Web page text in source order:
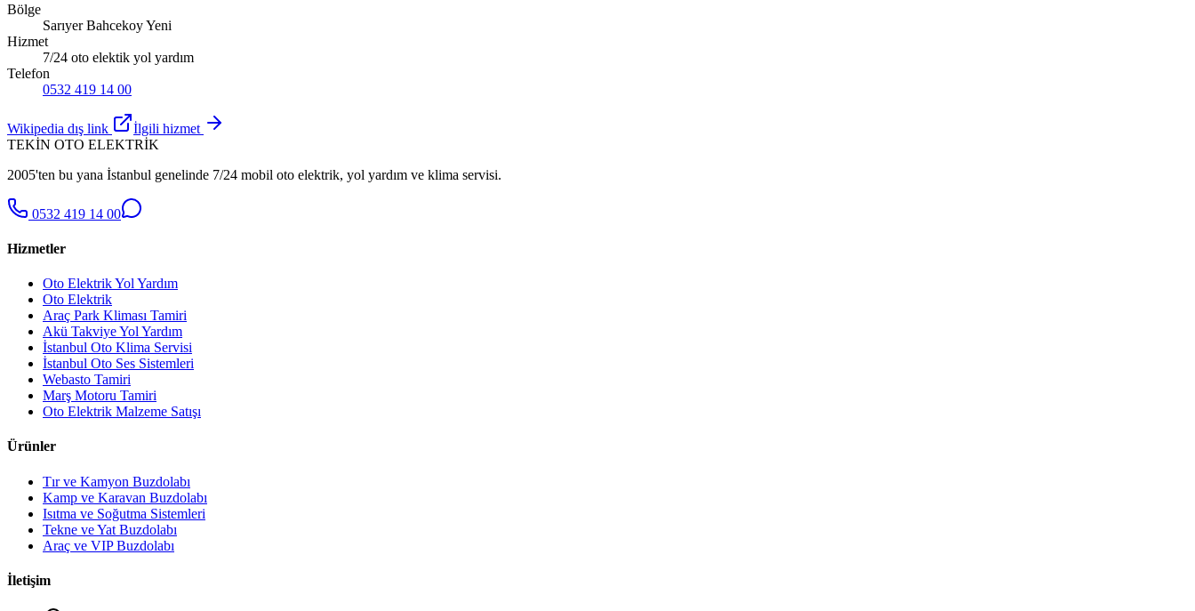
Bölge
Sarıyer Bahcekoy Yeni
Hizmet
7/24 oto elektik yol yardım
Telefon
0532 419 14 00
Wikipedia dış link
İlgili hizmet
TEKİN OTO ELEKTRİK
2005'ten bu yana İstanbul genelinde 7/24 mobil oto elektrik, yol yardım ve klima servisi.
0532 419 14 00
Hizmetler
Oto Elektrik Yol Yardım
Oto Elektrik
Araç Park Kliması Tamiri
Akü Takviye Yol Yardım
İstanbul Oto Klima Servisi
İstanbul Oto Ses Sistemleri
Webasto Tamiri
Marş Motoru Tamiri
Oto Elektrik Malzeme Satışı
Ürünler
Tır ve Kamyon Buzdolabı
Kamp ve Karavan Buzdolabı
Isıtma ve Soğutma Sistemleri
Tekne ve Yat Buzdolabı
Araç ve VIP Buzdolabı
İletişim